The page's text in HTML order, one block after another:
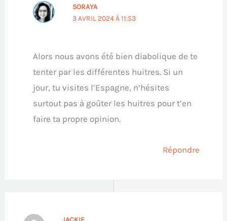
SORAYA
3 AVRIL 2024 À 11:53
Alors nous avons été bien diabolique de te
tenter par les différentes huitres. Si un
jour, tu visites l’Espagne, n’hésites
surtout pas à goûter les huitres pour t’en
faire ta propre opinion.
Répondre